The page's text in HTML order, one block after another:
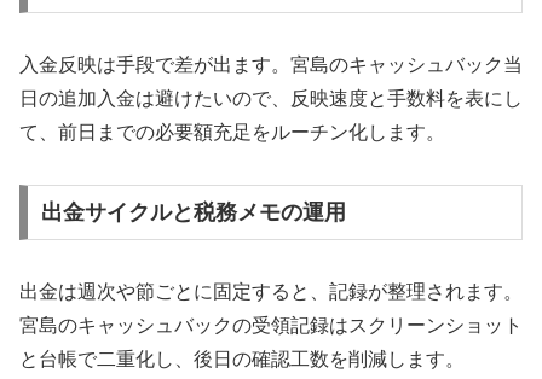
入金反映は手段で差が出ます。宮島のキャッシュバック当
日の追加入金は避けたいので、反映速度と手数料を表にし
て、前日までの必要額充足をルーチン化します。
出金サイクルと税務メモの運用
出金は週次や節ごとに固定すると、記録が整理されます。
宮島のキャッシュバックの受領記録はスクリーンショット
と台帳で二重化し、後日の確認工数を削減します。